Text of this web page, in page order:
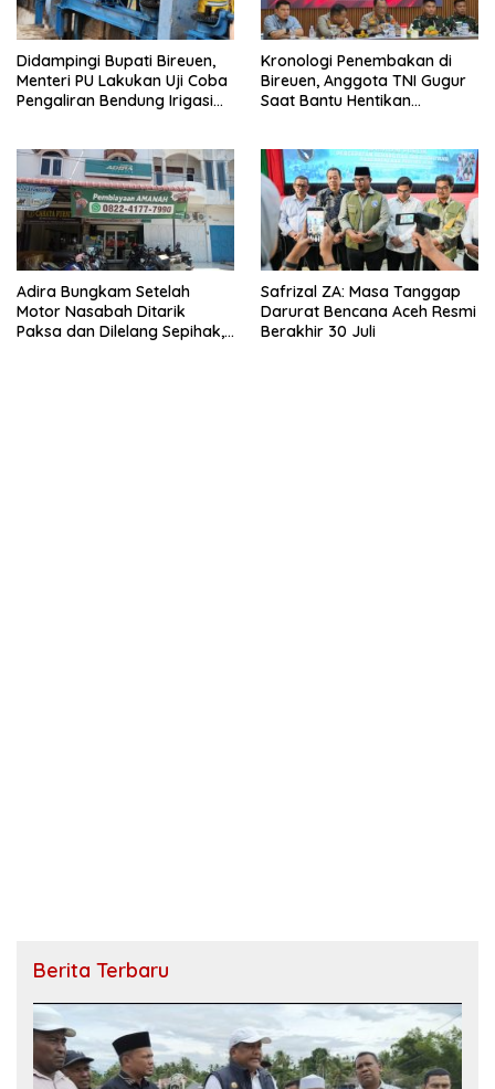
Didampingi Bupati Bireuen,
Menteri PU Lakukan Uji Coba
Pengaliran Bendung Irigasi
Kronologi Penembakan di
Bireuen, Anggota TNI Gugur
Saat Bantu Hentikan
Adira Bungkam Setelah
Motor Nasabah Ditarik
Paksa dan Dilelang Sepihak,
Safrizal ZA: Masa Tanggap
Darurat Bencana Aceh Resmi
Berakhir 30 Juli
Berita Terbaru